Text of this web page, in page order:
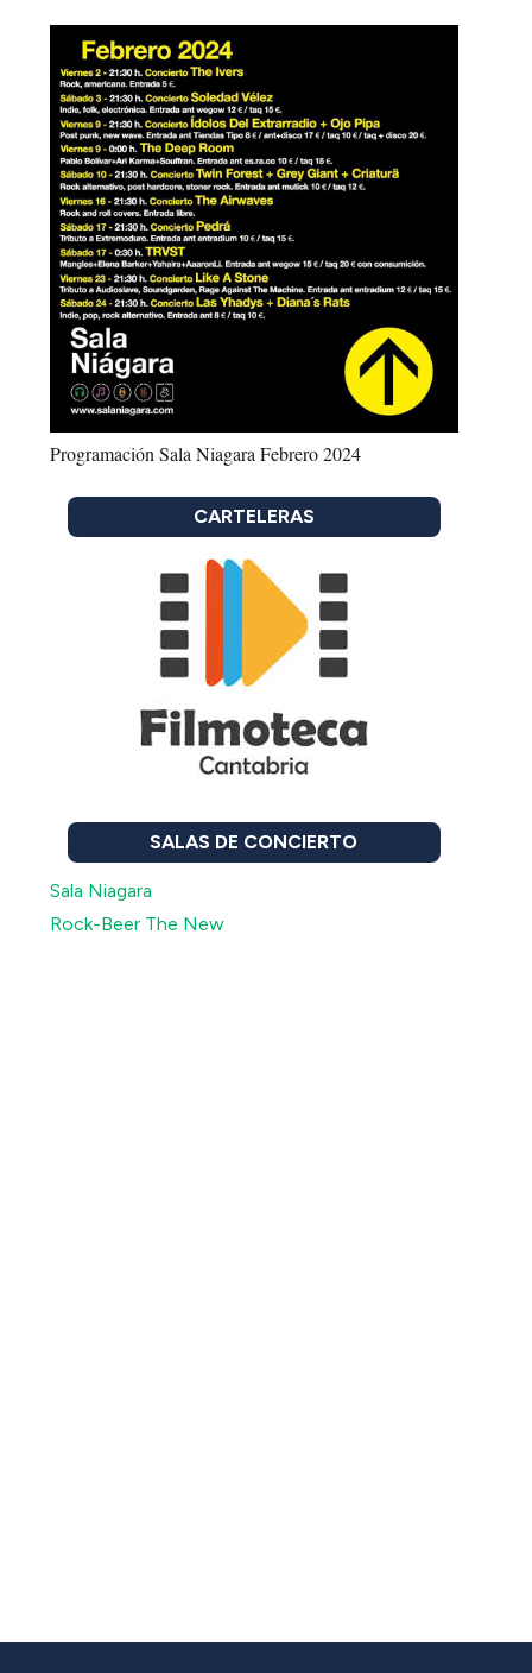
Programación Sala Niagara Febrero 2024
CARTELERAS
SALAS DE CONCIERTO
Sala Niagara
Rock-Beer The New